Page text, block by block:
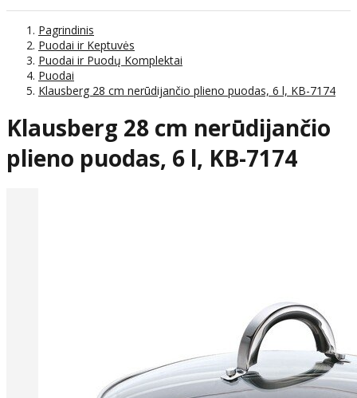
Pagrindinis
Puodai ir Keptuvės
Puodai ir Puodų Komplektai
Puodai
Klausberg 28 cm nerūdijančio plieno puodas, 6 l, KB-7174
Klausberg 28 cm nerūdijančio
plieno puodas, 6 l, KB-7174